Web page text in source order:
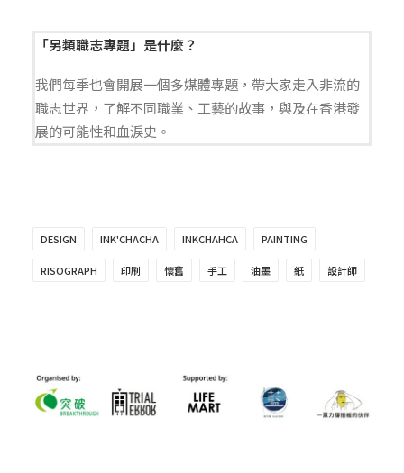
「另類職志專題」是什麼？
我們每季也會開展一個多媒體專題，帶大家走入非流的
職志世界，了解不同職業、工藝的故事，與及在香港發
展的可能性和血淚史。
DESIGN INK'CHACHA INKCHAHCA PAINTING
RISOGRAPH 印刷 懷舊 手工 油墨 紙 設計師